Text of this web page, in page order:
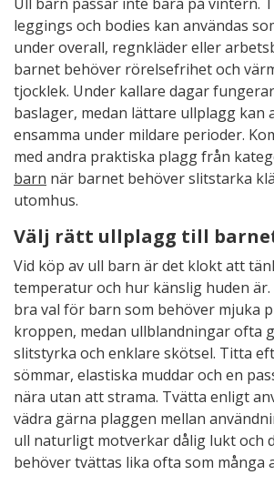
leggings och bodies kan användas
under overall, regnkläder eller
barnet behöver rörelsefrihet och
tjocklek. Under kallare dagar
baslager, medan lättare ullplagg kan
ensamma under mildare perioder.
med andra praktiska plagg från
barn när barnet behöver slitstarka
utomhus.
Välj rätt ullplagg till
Vid köp av ull barn är det klokt att
temperatur och hur känslig huden
bra val för barn som behöver mjuka
kroppen, medan ullblandningar ofta
slitstyrka och enklare skötsel. Titta
sömmar, elastiska muddar och en
nära utan att strama. Tvätta enligt
vädra gärna plaggen mellan
ull naturligt motverkar dålig lukt och
behöver tvättas lika ofta som många